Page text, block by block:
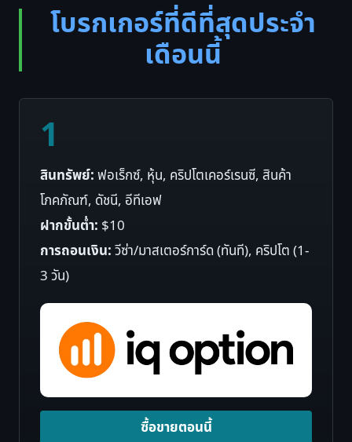
โบรกเกอร์ที่ดีที่สุดประจำ
เดือนนี้
1
สินทรัพย์:ฟอเร็กซ์, หุ้น, คริปโตเคอร์เรนซี, สินค้า
โภคภัณฑ์, ดัชนี, อีทีเอฟ
ฝากขั้นต่ำ: $10
การถอนเงิน:วีซ่า/มาสเตอร์การ์ด (ทันที), คริปโต (1-
3 วัน)
ซื้อขายตอนนี้